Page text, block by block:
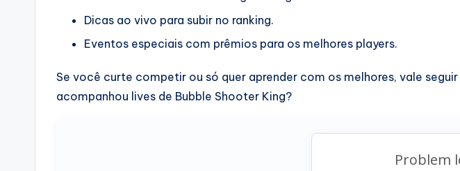
Dicas ao vivo para subir no ranking.
Eventos especiais com prêmios para os melhores players.
Se você curte competir ou só quer aprender com os melhores, vale
acompanhou lives de Bubble Shooter King?